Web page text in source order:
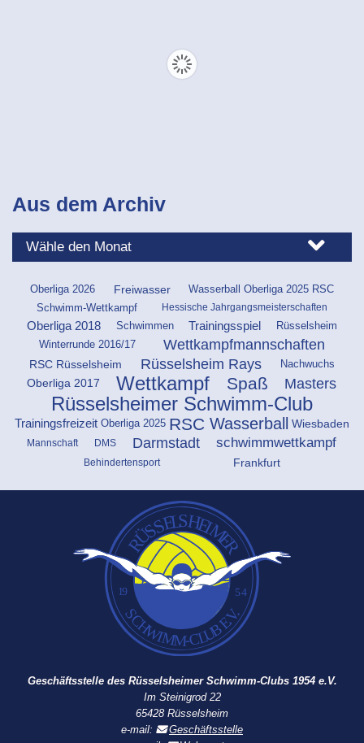
Aus dem Archiv
Oberliga 2026 Freiwasser
Wasserball Oberliga 2025 RSC
Schwimm-Wettkampf
Hessische Jahrgangsmeisterschaften
Oberliga 2018 Schwimmen Trainingsspiel Rüsselsheim
Winterrunde 2016/17 Wettkampfmannschaften
RSC Rüsselsheim Rüsselsheim Rays Nachwuchs
Oberliga 2017 Wettkampf Spaß Masters
Rüsselsheimer Schwimm-Club
Trainingsfreizeit Oberliga 2025 RSC Wasserball Wiesbaden
Mannschaft DMS Darmstadt schwimmwettkampf
Behindertensport Frankfurt
Geschäftsstelle des Rüsselsheimer Schwimm-Clubs 1954 e.V.
Im Steinigrod 22
65428 Rüsselsheim
e-mail:
Geschäftsstelle